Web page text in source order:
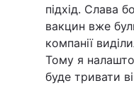
Зброя
Здоров'я
Цікавинки
підхід. Слава
вакцин вже
компанії
Тому я
буде тривати